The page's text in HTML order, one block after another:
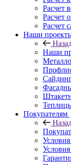
Расчет
Расчет
Расчет
Наши
Наши
Покупателям